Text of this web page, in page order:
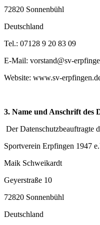
72820 Sonnenbühl
Deutschland
Tel.: 07128 9 20 83 09
E-Mail: vorstand@sv-
Website: www.sv-
3. Name und Anschrift des
Der Datenschutzbeauftragte
Sportverein Erpfingen 1947
Maik Schweikardt
Geyerstraße 10
72820 Sonnenbühl
Deutschland